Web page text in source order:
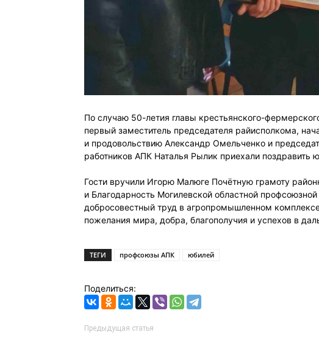
По случаю 50-летия главы крестьянского-
первый заместитель председателя райисполкома,
и продовольствию Александр Омельченко и
работников АПК Наталья Рылик приехали поздравить
Гости вручили Игорю Малюге Почётную грамоту
и Благодарность Могилевской областной
добросовестный труд в агропромышленном
пожелания мира, добра, благополучия и успехов в
ТЕГИ профсоюзы АПК юбилей
Поделиться:
Предыдущая статья